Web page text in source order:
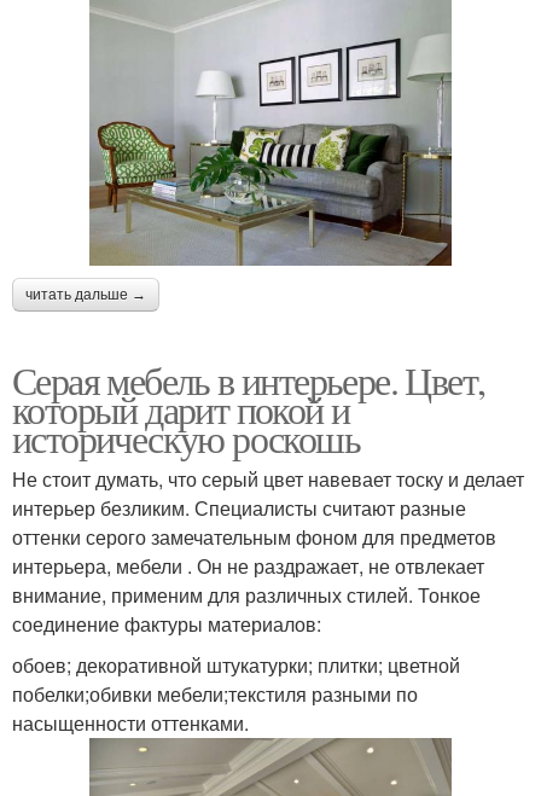
читать дальше →
Серая мебель в интерьере. Цвет,
который дарит покой и
историческую роскошь
Не стоит думать, что серый цвет навевает тоску и делает
интерьер безликим. Специалисты считают разные
оттенки серого замечательным фоном для предметов
интерьера, мебели . Он не раздражает, не отвлекает
внимание, применим для различных стилей. Тонкое
соединение фактуры материалов:
обоев; декоративной штукатурки; плитки; цветной
побелки;обивки мебели;текстиля разными по
насыщенности оттенками.